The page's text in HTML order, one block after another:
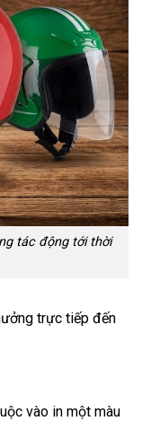
tác động tới thời
trực tiếp đến
vào in một màu